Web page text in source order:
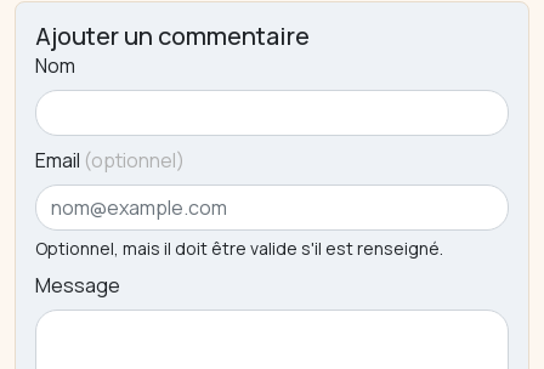
Ajouter un commentaire
Nom
Email (optionnel)
Optionnel, mais il doit être valide s'il est renseigné.
Message